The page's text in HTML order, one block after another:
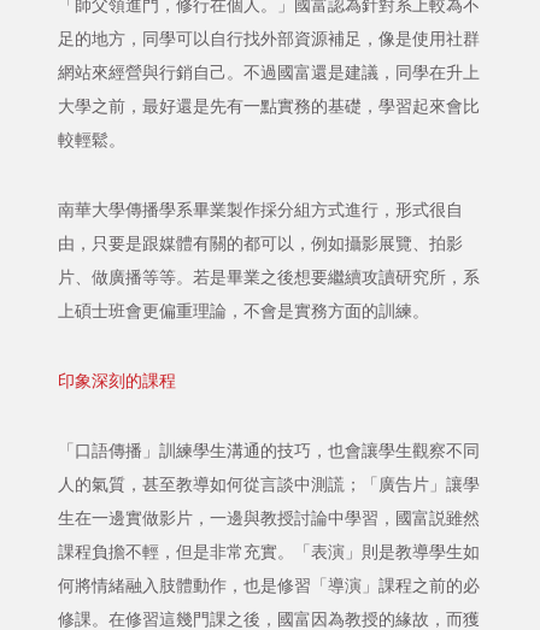
「師父領進門，修行在個人。」國富認為針對系上較為不
足的地方，同學可以自行找外部資源補足，像是使用社群
網站來經營與行銷自己。不過國富還是建議，同學在升上
大學之前，最好還是先有一點實務的基礎，學習起來會比
較輕鬆。
南華大學傳播學系畢業製作採分組方式進行，形式很自
由，只要是跟媒體有關的都可以，例如攝影展覽、拍影
片、做廣播等等。若是畢業之後想要繼續攻讀研究所，系
上碩士班會更偏重理論，不會是實務方面的訓練。
印象深刻的課程
「口語傳播」訓練學生溝通的技巧，也會讓學生觀察不同
人的氣質，甚至教導如何從言談中測謊；「廣告片」讓學
生在一邊實做影片，一邊與教授討論中學習，國富説雖然
課程負擔不輕，但是非常充實。「表演」則是教導學生如
何將情緒融入肢體動作，也是修習「導演」課程之前的必
修課。在修習這幾門課之後，國富因為教授的緣故，而獲